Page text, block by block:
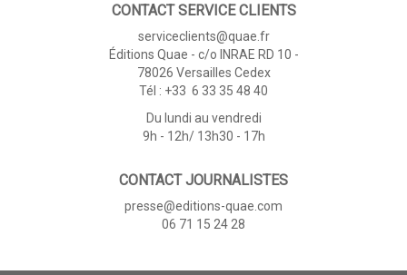
CONTACT SERVICE CLIENTS
serviceclients@quae.fr
Éditions Quae - c/o INRAE RD 10 -
78026 Versailles Cedex
Tél : +33 6 33 35 48 40
Du lundi au vendredi
9h - 12h/ 13h30 - 17h
CONTACT JOURNALISTES
presse@editions-quae.com
06 71 15 24 28